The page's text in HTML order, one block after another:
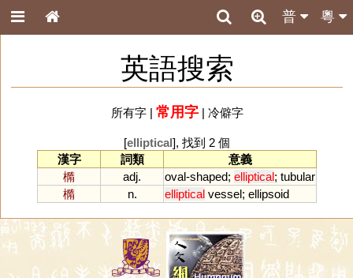
粵
普
英語搜索
所有字| 常用字| 冷僻字
[elliptical], 找到 2 個
漢字
詞類
意義
橢
adj. oval-shaped; elliptical; tubular
橢
n. elliptical vessel; ellipsoid